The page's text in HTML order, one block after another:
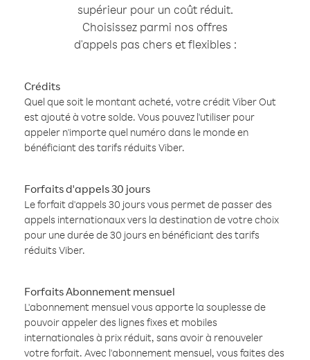
supérieur pour un coût réduit.
Choisissez parmi nos offres
d'appels pas chers et flexibles :
Crédits
Quel que soit le montant acheté, votre crédit Viber Out
est ajouté à votre solde. Vous pouvez l'utiliser pour
appeler n'importe quel numéro dans le monde en
bénéficiant des tarifs réduits Viber.
Forfaits d'appels 30 jours
Le forfait d'appels 30 jours vous permet de passer des
appels internationaux vers la destination de votre choix
pour une durée de 30 jours en bénéficiant des tarifs
réduits Viber.
Forfaits Abonnement mensuel
L'abonnement mensuel vous apporte la souplesse de
pouvoir appeler des lignes fixes et mobiles
internationales à prix réduit, sans avoir à renouveler
votre forfait. Avec l'abonnement mensuel, vous faites des